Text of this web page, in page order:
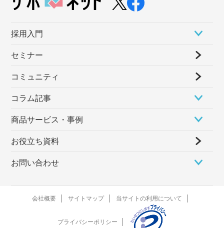
採⽤⼊⾨
セミナー
コミュニティ
コラム記事
商品サービス・事例
お役立ち資料
お問い合わせ
会社概要 サイトマップ 当サイトの利用について
プライバシーポリシー